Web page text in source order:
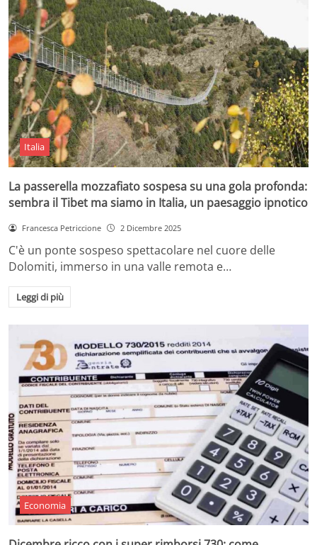
Italia
La passerella mozzafiato sospesa su una gola profonda:
sembra il Tibet ma siamo in Italia, un paesaggio ipnotico
Francesca Petriccione 2 Dicembre 2025
C'è un ponte sospeso spettacolare nel cuore delle
Dolomiti, immerso in una valle remota e…
Leggi di più
Economia